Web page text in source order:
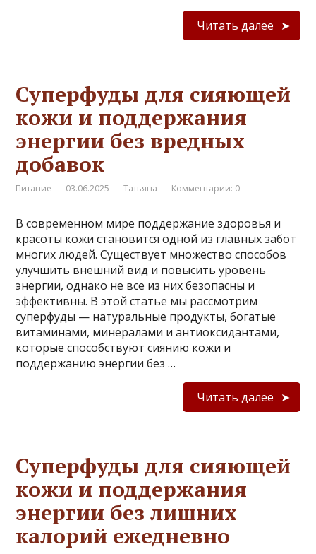
Читать далее
Суперфуды для сияющей
кожи и поддержания
энергии без вредных
добавок
Питание 03.06.2025 Татьяна Комментарии: 0
В современном мире поддержание здоровья и
красоты кожи становится одной из главных забот
многих людей. Существует множество способов
улучшить внешний вид и повысить уровень
энергии, однако не все из них безопасны и
эффективны. В этой статье мы рассмотрим
суперфуды — натуральные продукты, богатые
витаминами, минералами и антиоксидантами,
которые способствуют сиянию кожи и
поддержанию энергии без …
Читать далее
Суперфуды для сияющей
кожи и поддержания
энергии без лишних
калорий ежедневно